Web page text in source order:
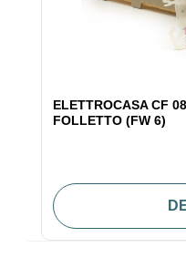
ELETTROCASA CF
FOLLETTO (FW 6)